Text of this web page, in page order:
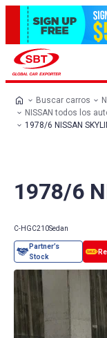
Buscar carros
NISSAN todos los
1978/6 NISSAN
1978/6
C-HGC210Sedan